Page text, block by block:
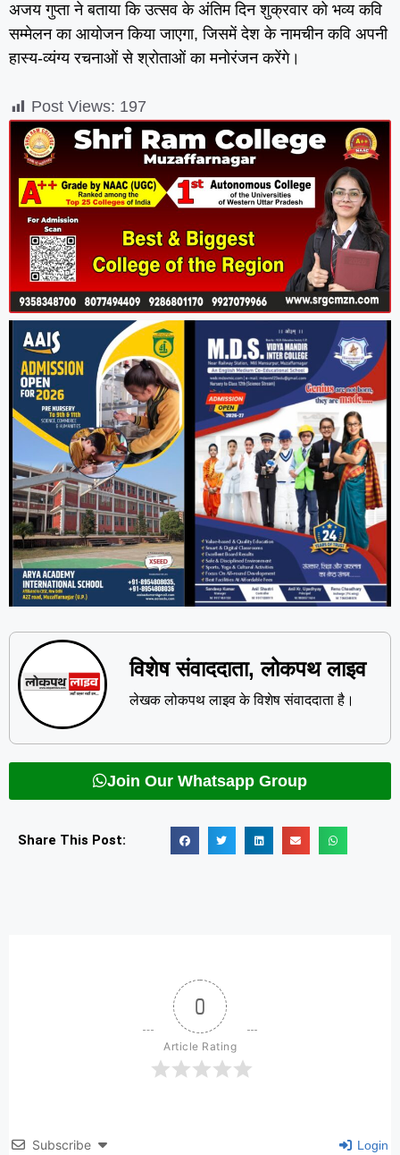
अजय गुप्ता ने बताया कि उत्सव के अंतिम दिन शुक्रवार को भव्य कवि
सम्मेलन का आयोजन किया जाएगा, जिसमें देश के नामचीन कवि अपनी
हास्य-व्यंग्य रचनाओं से श्रोताओं का मनोरंजन करेंगे।
Post Views: 197
विशेष संवाददाता, लोकपथ लाइव
लेखक लोकपथ लाइव के विशेष संवाददाता है।
Join Our Whatsapp Group
Share This Post:
0
Article Rating
Subscribe Login